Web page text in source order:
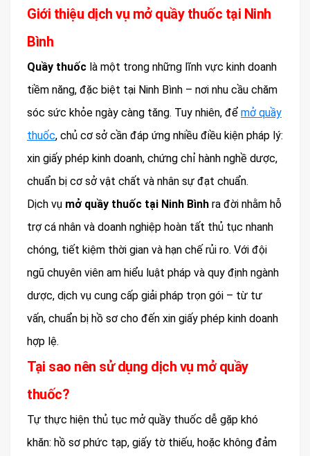
Giới thiệu dịch vụ mở quầy thuốc tại Ninh
Bình
Quầy thuốc là một trong những lĩnh vực kinh doanh
tiềm năng, đặc biệt tại Ninh Bình – nơi nhu cầu chăm
sóc sức khỏe ngày càng tăng. Tuy nhiên, để mở quầy
thuốc, chủ cơ sở cần đáp ứng nhiều điều kiện pháp lý:
xin giấy phép kinh doanh, chứng chỉ hành nghề dược,
chuẩn bị cơ sở vật chất và nhân sự đạt chuẩn.
Dịch vụ mở quầy thuốc tại Ninh Bình ra đời nhằm hỗ
trợ cá nhân và doanh nghiệp hoàn tất thủ tục nhanh
chóng, tiết kiệm thời gian và hạn chế rủi ro. Với đội
ngũ chuyên viên am hiểu luật pháp và quy định ngành
dược, dịch vụ cung cấp giải pháp trọn gói – từ tư
vấn, chuẩn bị hồ sơ cho đến xin giấy phép kinh doanh
hợp lệ.
Tại sao nên sử dụng dịch vụ mở quầy
thuốc?
Tự thực hiện thủ tục mở quầy thuốc dễ gặp khó
khăn: hồ sơ phức tạp, giấy tờ thiếu, hoặc không đảm